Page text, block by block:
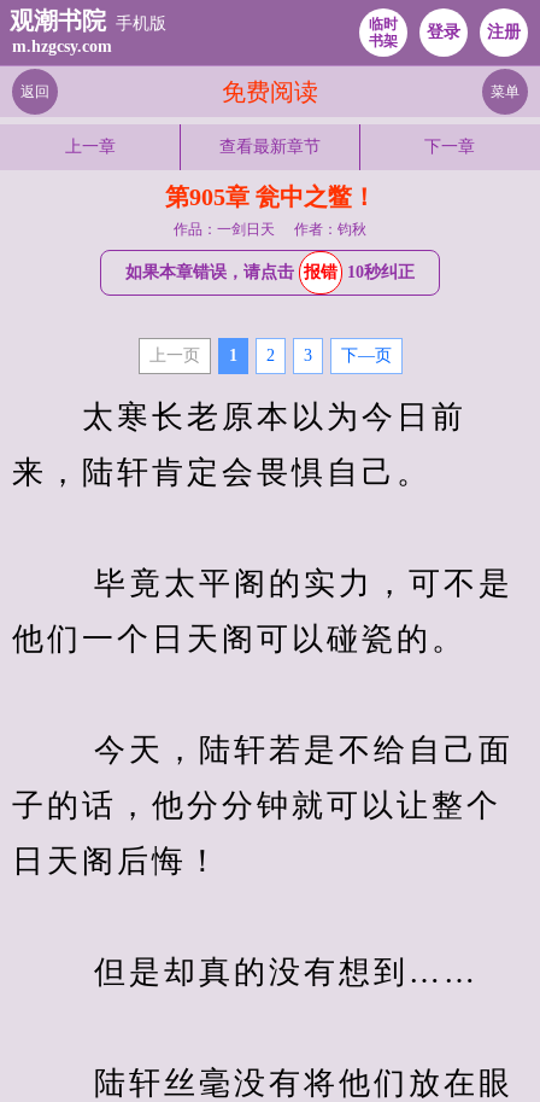
观潮书院 手机版
m.hzgcsy.com
临时
书架
登录 注册
免费阅读
返回 菜单
上一章 查看最新章节 下一章
第905章 瓮中之鳖！
作品：一剑日天 作者：钧秋
如果本章错误，请点击 报错 10秒纠正
上一页 1 2 3 下—页
太寒长老原本以为今日前
来，陆轩肯定会畏惧自己。
毕竟太平阁的实力，可不是
他们一个日天阁可以碰瓷的。
今天，陆轩若是不给自己面
子的话，他分分钟就可以让整个
日天阁后悔！
但是却真的没有想到……
陆轩丝毫没有将他们放在眼